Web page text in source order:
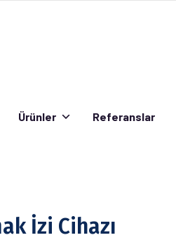
Ürünler Referanslar
İzi Cihazı